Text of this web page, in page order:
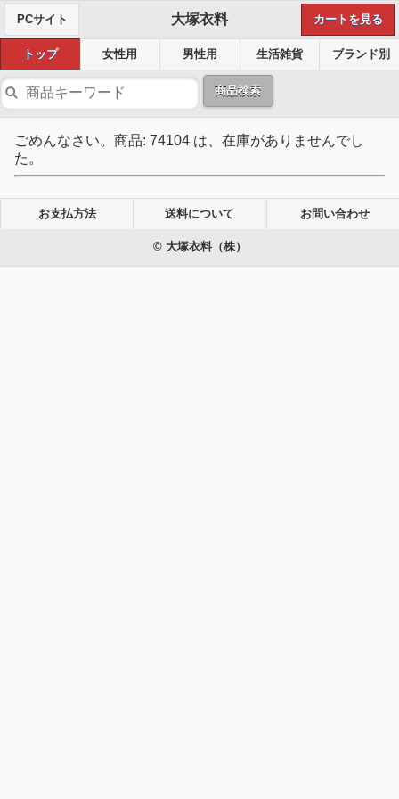
PCサイト 大塚衣料 カートを見る
トップ 女性用 男性用 生活雑貨 ブランド別
商品検索
ごめんなさい。商品: 74104 は、在庫がありませんでし
た。
お支払方法 送料について お問い合わせ
© 大塚衣料（株）